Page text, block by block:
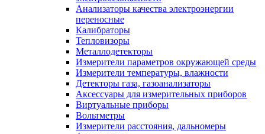
Анализаторы качества электроэнергии
переносные
Калибраторы
Тепловизоры
Металлодетекторы
Измерители параметров окружающей среды
Измерители температуры, влажности
Детекторы газа, газоанализаторы
Аксессуары для измерительных приборов
Виртуальные приборы
Вольтметры
Измерители расстояния, дальномеры